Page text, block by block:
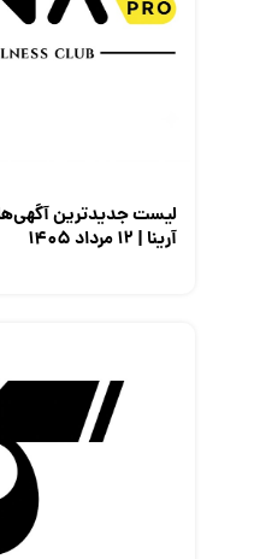
لیست جدیدترین
آرینا | ۱۲ مرداد ۱۴۰۵